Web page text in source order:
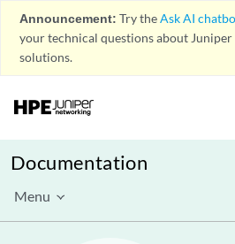
Announcement: Try theAsk AI
your technical questions about
solutions.
Documentation
Menu